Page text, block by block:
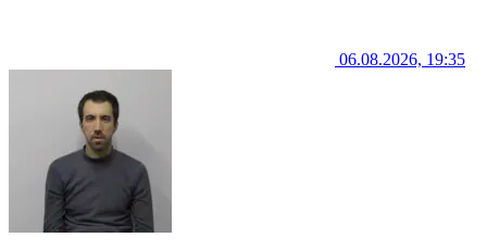
06.08.2026, 19:35